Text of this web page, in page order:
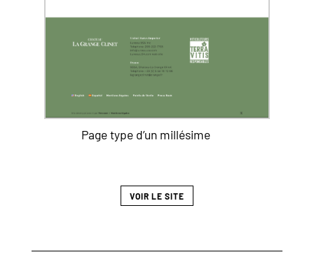
Page type d’un millésime
VOIR LE SITE